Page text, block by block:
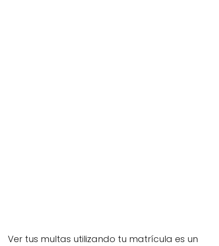
Ver tus multas utilizando tu matrícula es un